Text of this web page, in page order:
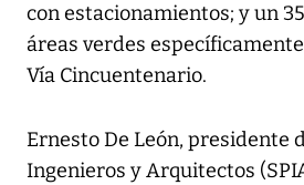
con estacionamientos; y un
áreas verdes
Vía Cincuentenario.
Ernesto De León, presidente
Ingenieros y Arquitectos